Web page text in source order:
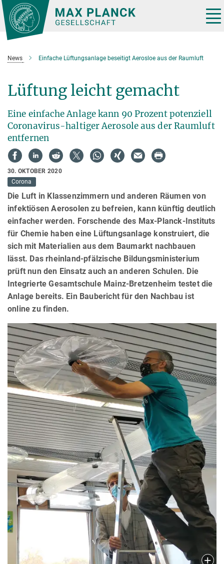
Hauptinhalt
News Einfache Lüftungsanlage beseitigt Aerosloe aus der Raumluft
Lüftung leicht gemacht
Eine einfache Anlage kann 90 Prozent potenziell
Coronavirus-haltiger Aerosole aus der Raumluft
entfernen
30. OKTOBER 2020
Corona
Die Luft in Klassenzimmern und anderen Räumen von
infektiösen Aerosolen zu befreien, kann künftig deutlich
einfacher werden. Forschende des Max-Planck-Instituts
für Chemie haben eine Lüftungsanlage konstruiert, die
sich mit Materialien aus dem Baumarkt nachbauen
lässt. Das rheinland-pfälzische Bildungsministerium
prüft nun den Einsatz auch an anderen Schulen. Die
Integrierte Gesamtschule Mainz-Bretzenheim testet die
Anlage bereits. Ein Baubericht für den Nachbau ist
online zu finden.